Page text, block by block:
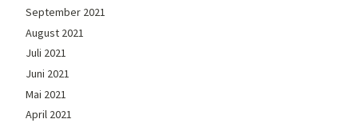
September 2021
August 2021
Juli 2021
Juni 2021
Mai 2021
April 2021